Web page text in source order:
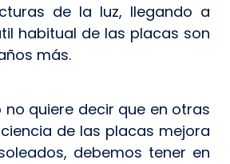
de la luz, llegando a
habitual de las placas son
más.
quiere decir que en otras
de las placas mejora
debemos tener en